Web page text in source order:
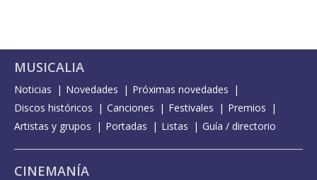
MUSICALIA
Noticias Novedades
Próximas novedades
Discos históricos
Canciones Festivales
Premios
Artistas y grupos
Portadas Listas Guía / directorio
CINEMANÍA